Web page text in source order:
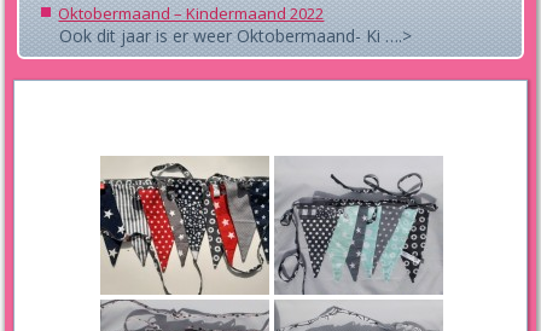
Oktobermaand – Kindermaand 2022
Ook dit jaar is er weer Oktobermaand- Ki ….>